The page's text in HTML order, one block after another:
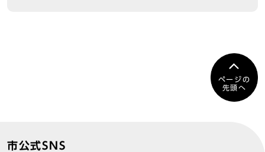
ページの
先頭へ
市公式SNS